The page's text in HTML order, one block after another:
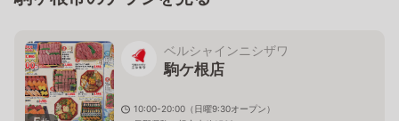
ベルシャインニシザワ
駒ケ根店
10:00-20:00（日曜9:30オープン）